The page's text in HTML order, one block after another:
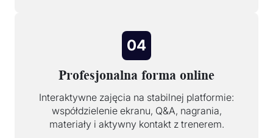
04
Profesjonalna forma online
Interaktywne zajęcia na stabilnej platformie:
współdzielenie ekranu, Q&A, nagrania,
materiały i aktywny kontakt z trenerem.